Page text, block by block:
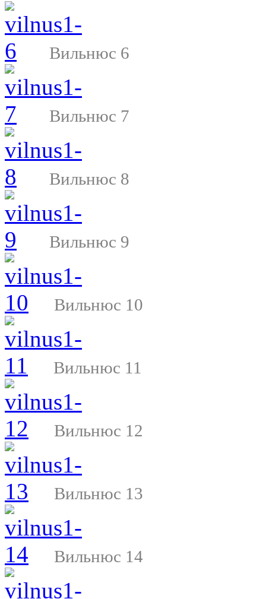
Вильнюс 6
Вильнюс 7
Вильнюс 8
Вильнюс 9
Вильнюс 10
Вильнюс 11
Вильнюс 12
Вильнюс 13
Вильнюс 14